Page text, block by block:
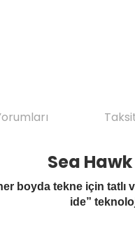
Sea
boyda tekne için
ide”